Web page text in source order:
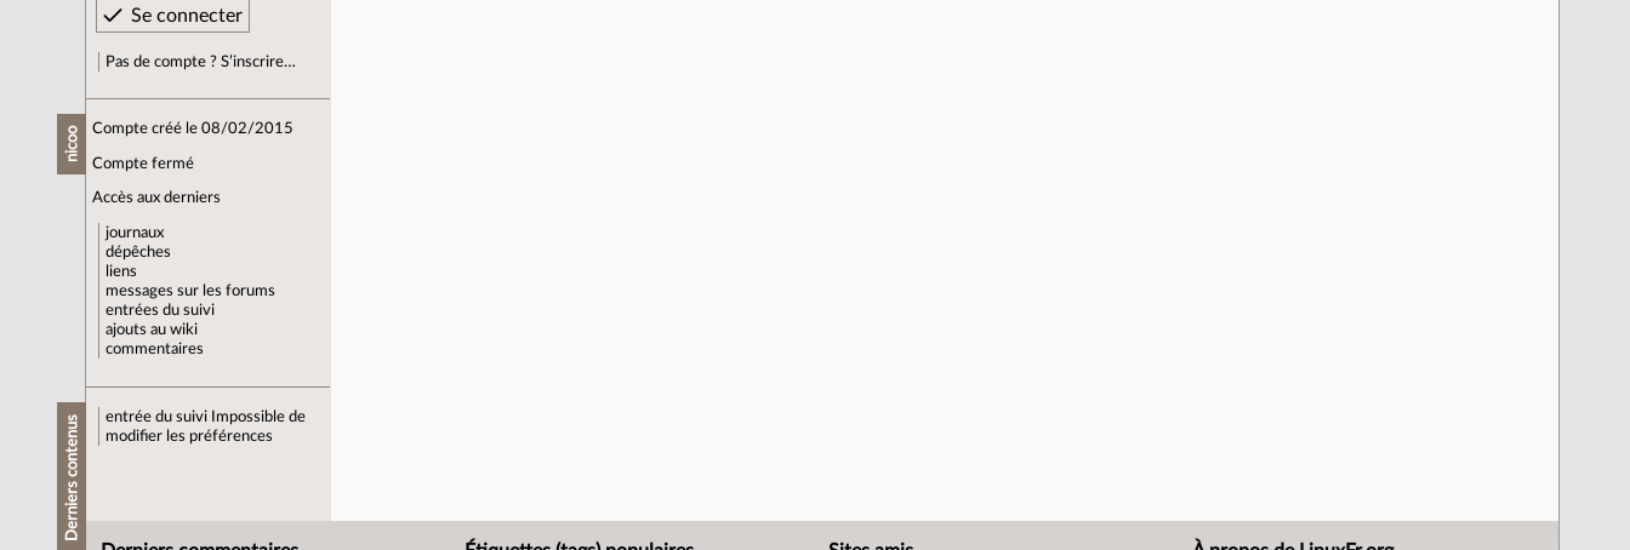
Pas de compte ? S’inscrire…
nicoo Compte créé le 08/02/2015
Compte fermé
Accès aux derniers
journaux
dépêches
liens
messages sur les forums
entrées du suivi
ajouts au wiki
commentaires
Derniers contenus entrée du suivi
Impossible de
modifier les préférences